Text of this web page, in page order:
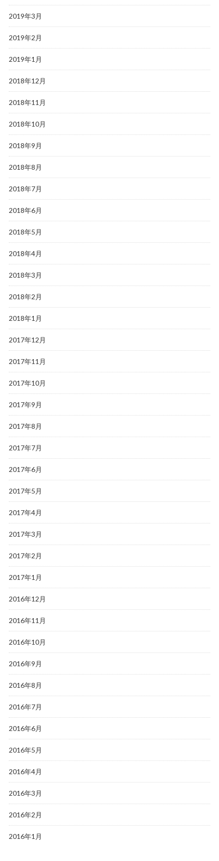
2019年3月
2019年2月
2019年1月
2018年12月
2018年11月
2018年10月
2018年9月
2018年8月
2018年7月
2018年6月
2018年5月
2018年4月
2018年3月
2018年2月
2018年1月
2017年12月
2017年11月
2017年10月
2017年9月
2017年8月
2017年7月
2017年6月
2017年5月
2017年4月
2017年3月
2017年2月
2017年1月
2016年12月
2016年11月
2016年10月
2016年9月
2016年8月
2016年7月
2016年6月
2016年5月
2016年4月
2016年3月
2016年2月
2016年1月